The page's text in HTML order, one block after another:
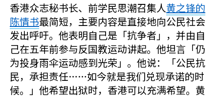
香港众志秘书长、前学民思潮召集人黄之锋的
陈情书最简短，主要内容是直接地向公民社会
发出呼吁。他表明自己是「抗争者」，并由自
己在五年前参与反国教运动讲起。他坦言「仍
为投身雨伞运动感到光荣」。他说：「公民抗
民，承担责任……如今就是我们兑现承诺的时
候。」他希望出狱时，香港可以充满希望。黄